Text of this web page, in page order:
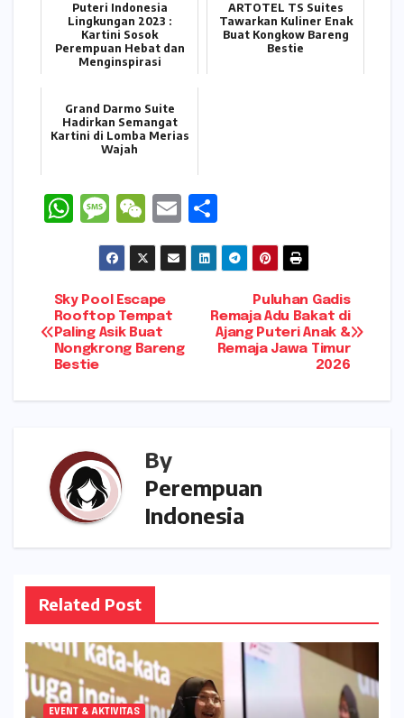
Puteri Indonesia
Lingkungan 2023 :
Kartini Sosok
Perempuan Hebat dan
Menginspirasi
ARTOTEL TS Suites
Tawarkan Kuliner Enak
Buat Kongkow Bareng
Bestie
Grand Darmo Suite
Hadirkan Semangat
Kartini di Lomba Merias
Wajah
W
ts
A
p
M
e
s
s
a
g
W
e
C
h
a
t
E
m
ai
h
ar
Navigasi
pos
Puluhan Gadis
Remaja Adu Bakat di
Ajang Puteri Anak &
Remaja Jawa Timur
2026
Sky Pool Escape
Rooftop Tempat
Paling Asik Buat
Nongkrong Bareng
Bestie
By
Perempuan
Indonesia
Related Post
EVENT & AKTIVITAS